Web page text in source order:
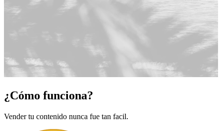
¿Cómo funciona?
Vender tu contenido nunca fue tan facil.